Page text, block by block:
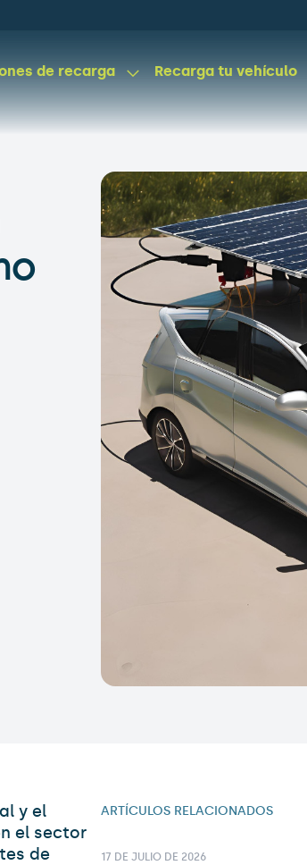
de recarga Recarga tu vehículo
y el
el sector
de
ARTÍCULOS RELACIONADOS
17 DE JULIO DE 2026